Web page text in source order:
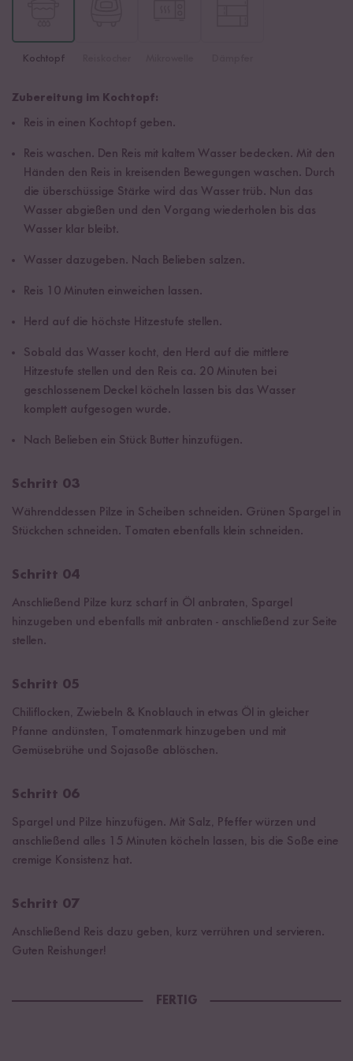
Kochtopf
Zubereitung im Kochtopf:
Reis in einen Kochtopf geben.
Reis waschen. Den Reis mit kaltem Wasser bedecken. Mit den
Händen den Reis in kreisenden Bewegungen waschen. Durch
die überschüssige Stärke wird das Wasser trüb. Nun das
Wasser abgießen und den Vorgang wiederholen bis das
Wasser klar bleibt.
Wasser dazugeben. Nach Belieben salzen.
Reis 10 Minuten einweichen lassen.
Herd auf die höchste Hitzestufe stellen.
Sobald das Wasser kocht, den Herd auf die mittlere
Hitzestufe stellen und den Reis ca. 20 Minuten bei
geschlossenem Deckel köcheln lassen bis das Wasser
komplett aufgesogen wurde.
Nach Belieben ein Stück Butter hinzufügen.
Schritt 03
Währenddessen Pilze in Scheiben schneiden. Grünen Spargel in
Stückchen schneiden. Tomaten ebenfalls klein schneiden.
Schritt 04
Anschließend Pilze kurz scharf in Öl anbraten, Spargel
hinzugeben und ebenfalls mit anbraten - anschließend zur Seite
stellen.
Schritt 05
Chiliflocken, Zwiebeln & Knoblauch in etwas Öl in gleicher
Pfanne andünsten, Tomatenmark hinzugeben und mit
Gemüsebrühe und Sojasoße ablöschen.
Schritt 06
Spargel und Pilze hinzufügen. Mit Salz, Pfeffer würzen und
anschließend alles 15 Minuten köcheln lassen, bis die Soße eine
cremige Konsistenz hat.
Schritt 07
Anschließend Reis dazu geben, kurz verrühren und servieren.
Guten Reishunger!
FERTIG